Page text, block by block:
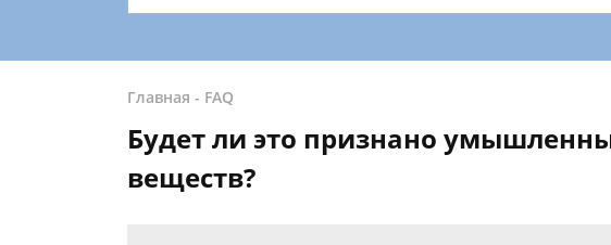
Главная - FAQ
Будет ли это признано
веществ?